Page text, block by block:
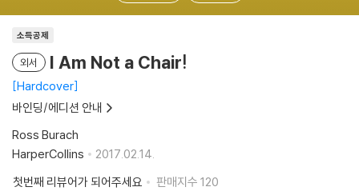
소득공제
외서 I Am Not a Chair!
Hardcover
바인딩/에디션 안내
Ross Burach
HarperCollins
2017.02.14.
첫번째 리뷰어가 되어주세요
판매지수 120